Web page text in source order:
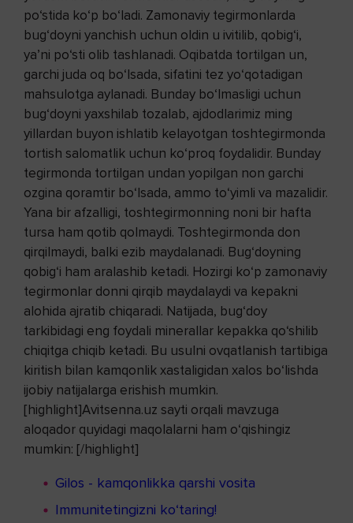
po‘stida ko‘p bo‘ladi. Zamonaviy tegirmonlarda
bug‘doyni yanchish uchun oldin u ivitilib, qobig‘i,
ya’ni po‘sti olib tashlanadi. Oqibatda tortilgan un,
garchi juda oq bo‘lsada, sifatini tez yo‘qotadigan
mahsulotga aylanadi. Bunday bo‘lmasligi uchun
bug‘doyni yaxshilab tozalab, ajdodlarimiz ming
yillardan buyon ishlatib kelayotgan toshtegirmonda
tortish salomatlik uchun ko‘proq foydalidir. Bunday
tegirmonda tortilgan undan yopilgan non garchi
ozgina qoramtir bo‘lsada, ammo to‘yimli va mazalidir.
Yana bir afzalligi, toshtegirmonning noni bir hafta
tursa ham qotib qolmaydi. Toshtegirmonda don
qirqilmaydi, balki ezib maydalanadi. Bug‘doyning
qobig‘i ham aralashib ketadi. Hozirgi ko‘p zamonaviy
tegirmonlar donni qirqib maydalaydi va kepakni
alohida ajratib chiqaradi. Natijada, bug‘doy
tarkibidagi eng foydali minerallar kepakka qo‘shilib
chiqitga chiqib ketadi. Bu usulni ovqatlanish tartibiga
kiritish bilan kamqonlik xastaligidan xalos bo‘lishda
ijobiy natijalarga erishish mumkin.
[highlight]Avitsenna.uz sayti orqali mavzuga
aloqador quyidagi maqolalarni ham o‘qishingiz
mumkin: [/highlight]
Gilos - kamqonlikka qarshi vosita
Immunitetingizni ko‘taring!